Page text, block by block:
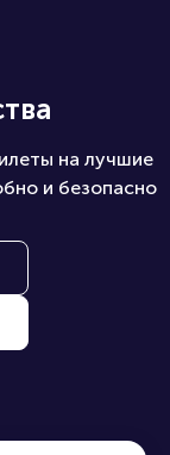
на лучшие
и безопасно